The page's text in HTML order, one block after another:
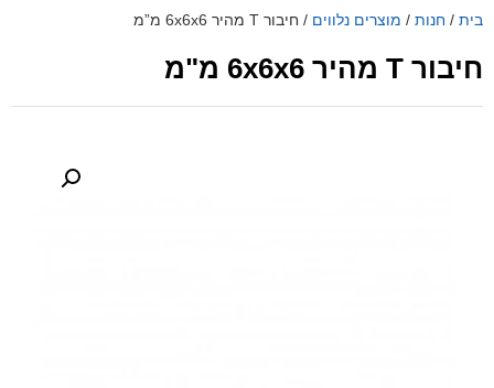
בית / חנות / מוצרים נלווים / חיבור T מהיר 6x6x6 מ”מ
חיבור T מהיר 6x6x6 מ"מ